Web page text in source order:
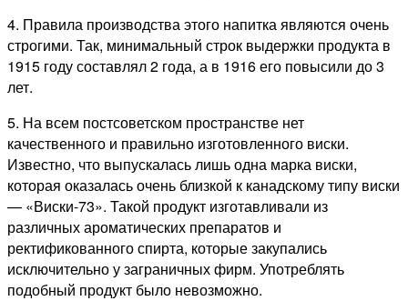
4. Правила производства этого напитка являются очень
строгими. Так, минимальный строк выдержки продукта в
1915 году составлял 2 года, а в 1916 его повысили до 3
лет.
5. На всем постсоветском пространстве нет
качественного и правильно изготовленного виски.
Известно, что выпускалась лишь одна марка виски,
которая оказалась очень близкой к канадскому типу виски
— «Виски-73». Такой продукт изготавливали из
различных ароматических препаратов и
ректификованного спирта, которые закупались
исключительно у заграничных фирм. Употреблять
подобный продукт было невозможно.